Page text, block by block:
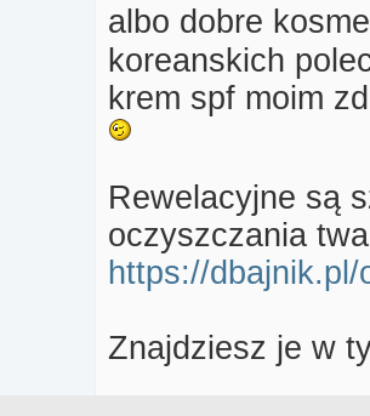
albo dobre
koreanskich
krem spf moim
Rewelacyjne są
oczyszczania
https://
Znajdziesz je w